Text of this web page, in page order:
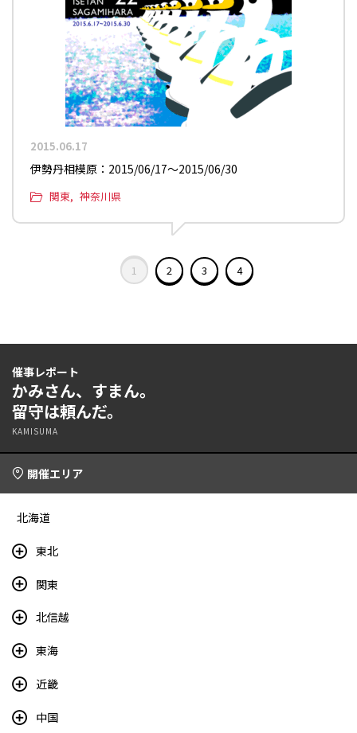
2015.06.17
伊勢丹相模原：2015/06/17〜2015/06/30
関東 神奈川県
1 2 3 4
催事レポート
かみさん、すまん。
留守は頼んだ。
KAMISUMA
開催エリア
北海道
東北
関東
北信越
東海
近畿
中国